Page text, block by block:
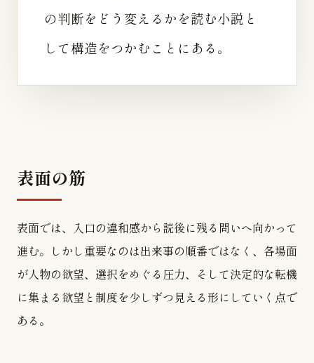
の判断をどう変えるかを読む小説と
して構造をつかむことにある。
表面の筋
表面では、入口の違和感から読後に残る問いへ向かって
進む。しかし重要なのは出来事の順番ではなく、各場面
が人物の欲望、選択をめぐる圧力、そして決定的な転機
に集まる欲望と制度を少しずつ見える形にしていく点で
ある。